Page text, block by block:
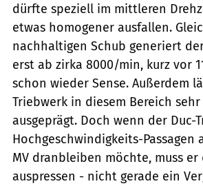
dürfte speziell im mittleren
etwas homogener ausfallen.
nachhaltigen Schub generiert
erst ab zirka 8000/min, kurz vor
schon wieder Sense. Außerdem
Triebwerk in diesem Bereich
ausgeprägt. Doch wenn der Duc-
Hochgeschwindigkeits-Passagen
MV dranbleiben möchte, muss er
auspressen - nicht gerade ein